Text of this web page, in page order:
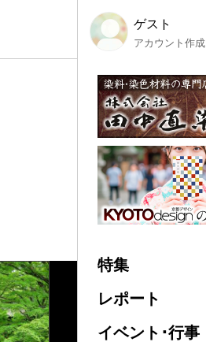
ゲスト
アカウント作成
特集
レポート
イベント･行事